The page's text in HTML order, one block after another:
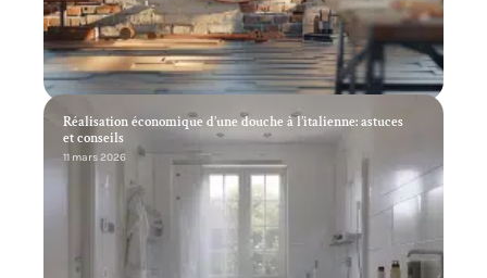
Réalisation économique d’une douche à l’italienne: astuces
et conseils
11 mars 2026